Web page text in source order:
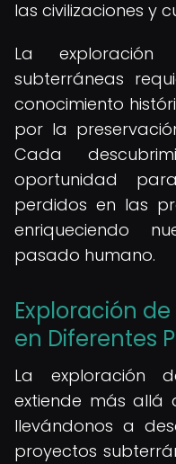
las civilizaciones y
La exploración
subterráneas
conocimiento
por la
Cada
oportunidad
perdidos en las
enriqueciendo
pasado humano.
Exploración
en Diferentes
La exploración
extiende más allá
llevándonos a
proyectos